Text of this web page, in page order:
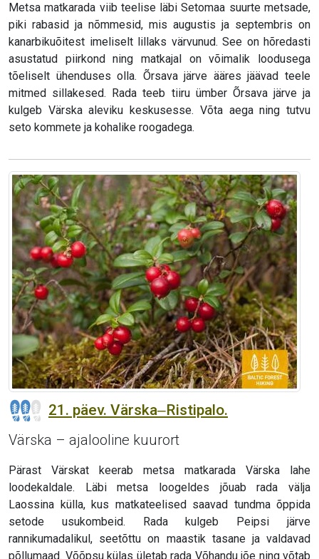
Metsa matkarada viib teelise läbi Setomaa suurte metsade,
piki rabasid ja nõmmesid, mis augustis ja septembris on
kanarbikuõitest imeliselt lillaks värvunud. See on hõredasti
asustatud piirkond ning matkajal on võimalik loodusega
tõeliselt ühenduses olla. Õrsava järve ääres jäävad teele
mitmed sillakesed. Rada teeb tiiru ümber Õrsava järve ja
kulgeb Värska aleviku keskusesse. Võta aega ning tutvu
seto kommete ja kohalike roogadega.
21. päev. Värska‒Ristipalo.
Värska – ajalooline kuurort
Pärast Värskat keerab metsa matkarada Värska lahe
loodekaldale. Läbi metsa loogeldes jõuab rada välja
Laossina külla, kus matkateelised saavad tundma õppida
setode usukombeid. Rada kulgeb Peipsi järve
rannikumadalikul, seetõttu on maastik tasane ja valdavad
põllumaad. Võõpsu külas ületab rada Võhandu jõe ning võtab